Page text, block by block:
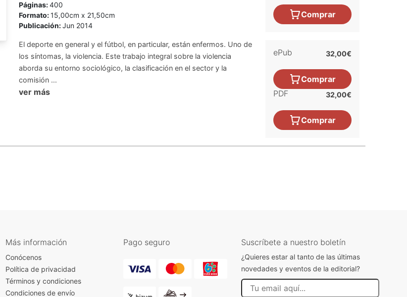
Páginas:400
Formato:15,00cm x 21,50cm
Publicación:Jun 2014
El deporte en general y el fútbol, en particular, están enfermos. Uno de
los síntomas, la violencia. Este trabajo integral sobre la violencia
aborda su entorno sociológico, la clasificación en el sector y la
comisión ...
ver más
Comprar
ePub 32,00€
Comprar
PDF
32,00€
Comprar
Más información
Conócenos
Política de privacidad
Términos y condiciones
Condiciones de envío
Pago seguro Suscríbete a nuestro boletín
¿Quieres estar al tanto de las últimas
novedades y eventos de la editorial?